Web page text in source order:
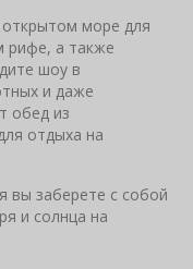
море для
рифе, а также
шоу в
и даже
обед из
отдыха на
вы заберете с собой
и солнца на